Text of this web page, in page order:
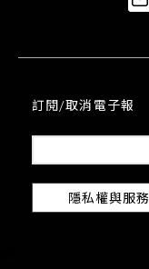
訂閱/取消電子報
隱私權與服務